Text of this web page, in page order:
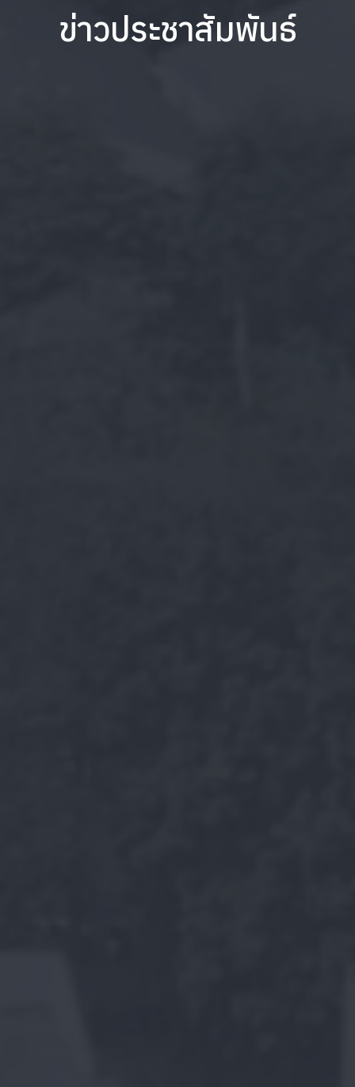
ข่าวประชาสัมพันธ์